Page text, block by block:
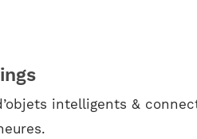
intelligents &